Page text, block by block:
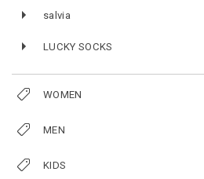
salvia
LUCKY SOCKS
WOMEN
MEN
KIDS